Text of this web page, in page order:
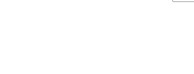
' 공격… 시민들 공포감 극대화 전략
감에 홀로 상한가…마진 잔액은 사상 최고